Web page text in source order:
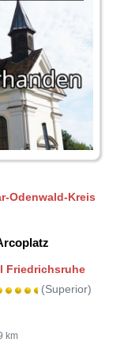
Odenwald-Kreis
Friedrichsruhe
(Superior)
km